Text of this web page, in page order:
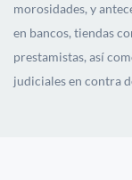
morosidades, y
en bancos, tiendas
prestamistas, así
judiciales en contra